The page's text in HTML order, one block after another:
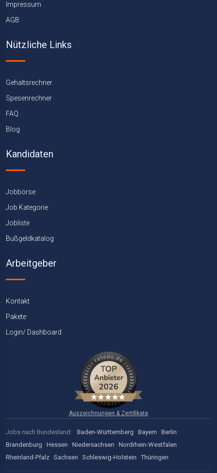
Impressum
AGB
Nützliche Links
Gehaltsrechner
Spesenrechner
FAQ
Blog
Kandidaten
Jobbörse
Job Kategorie
Jobliste
Bußgeldkatalog
Arbeitgeber
Kontakt
Pakete
Login/ Dashboard
Auszeichnungen & Zertifikate
Jobs nach Bundesland: Baden-Württemberg · Bayern · Berlin ·
Brandenburg · Hessen · Niedersachsen · Nordrhein-Westfalen ·
Rheinland-Pfalz · Sachsen · Schleswig-Holstein · Thüringen